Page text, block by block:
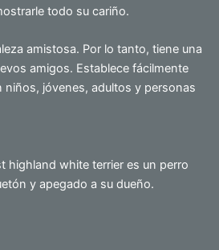
todo su cariño.
amistosa. Por lo tanto, tiene una
amigos. Establece fácilmente
niños, jóvenes, adultos y personas
highland white terrier es un perro
y apegado a su dueño.